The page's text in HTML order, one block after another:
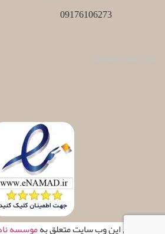
09176106273
تمامی حقوق این وب سایت متعلق بهموسسه